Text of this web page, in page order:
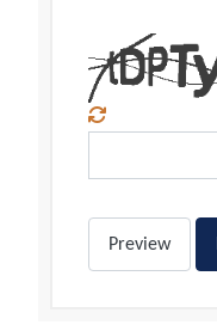
Preview